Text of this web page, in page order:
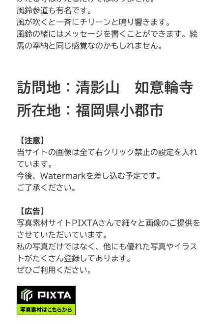
風鈴参道も有名です。
風が吹くと一斉にチリーンと鳴り響きます。
風鈴の緒にはメッセージを書くことができます。絵
馬の奉納と同じ感覚なのかもしれません。
訪問地：清影山 如意輪寺
所在地：福岡県小郡市
【注意】
当サイトの画像は全て右クリック禁止の設定を入れ
ています。
今後、Watermarkを差し込む予定です。
ご了承ください。
【広告】
写真素材サイトPIXTAさんで細々と画像のご提供を
させていただいています。
私の写真だけではなく、他にも優れた写真やイラス
トがたくさん登録してあります。
ぜひご利用ください。